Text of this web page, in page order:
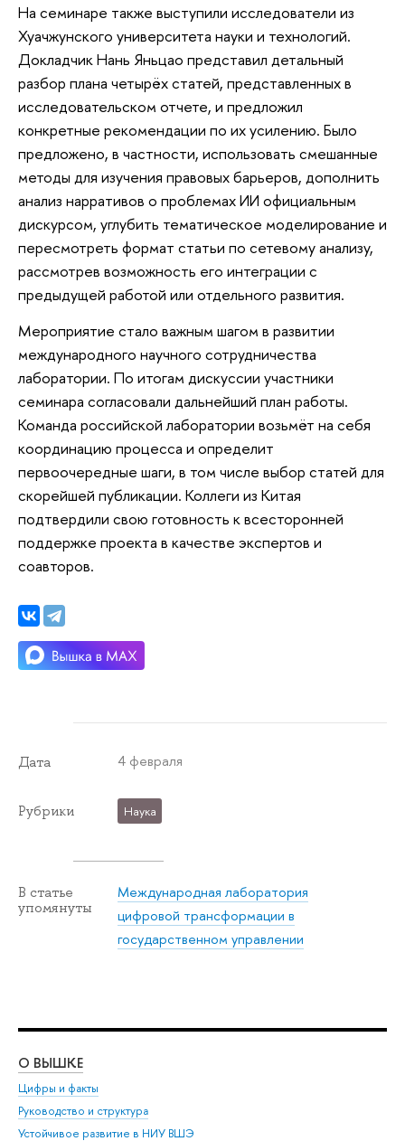
На семинаре также выступили исследователи из
Хуачжунского университета науки и технологий.
Докладчик Нань Яньцао представил детальный
разбор плана четырёх статей, представленных в
исследовательском отчете, и предложил
конкретные рекомендации по их усилению. Было
предложено, в частности, использовать смешанные
методы для изучения правовых барьеров, дополнить
анализ нарративов о проблемах ИИ официальным
дискурсом, углубить тематическое моделирование и
пересмотреть формат статьи по сетевому анализу,
рассмотрев возможность его интеграции с
предыдущей работой или отдельного развития.
Мероприятие стало важным шагом в развитии
международного научного сотрудничества
лаборатории. По итогам дискуссии участники
семинара согласовали дальнейший план работы.
Команда российской лаборатории возьмёт на себя
координацию процесса и определит
первоочередные шаги, в том числе выбор статей для
скорейшей публикации. Коллеги из Китая
подтвердили свою готовность к всесторонней
поддержке проекта в качестве экспертов и
соавторов.
Дата 4 февраля
Рубрики Наука
В статье
упомянуты
Международная лаборатория
цифровой трансформации в
государственном управлении
О ВЫШКЕ
Цифры и факты
Руководство и структура
Устойчивое развитие в НИУ ВШЭ